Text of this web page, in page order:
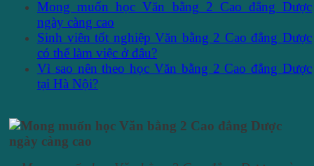
Mong muốn học Văn bằng 2 Cao đẳng Dược
ngày càng cao
Sinh viên tốt nghiệp Văn bằng 2 Cao đẳng Dược
có thể làm việc ở đâu?
Vì sao nên theo học Văn bằng 2 Cao đẳng Dược
tại Hà Nội?